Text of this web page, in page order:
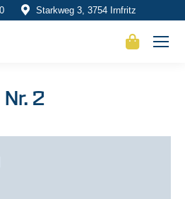
Starkweg 3, 3754 Irnfritz
2